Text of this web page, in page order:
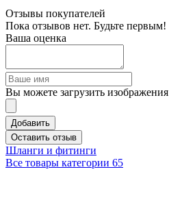
Отзывы покупателей
Пока отзывов нет. Будьте первым!
Ваша оценка
Вы можете загрузить изображения
Добавить
Оставить отзыв
Шланги и фитинги
Все товары категории 65